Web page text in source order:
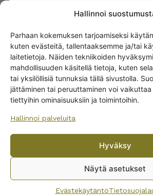
Hallinnoi
Parhaan kokemuksen tarjoamiseksi
kuten evästeitä, tallentaaksemme ja/tai
laitetietoja. Näiden tekniikoiden
mahdollisuuden käsitellä tietoja, kuten
tai yksilöllisiä tunnuksia tällä sivustolla.
jättäminen tai peruuttaminen voi vaikuttaa
tiettyihin ominaisuuksiin ja toimintoihin.
Hallinnoi palveluita
Hyväksy
Näytä asetukset
Evästekäytäntö
Arabia
10,00€
SAMANKALTAISET
Arabia
Get -5%
off?
Yes! I want the
By subscribing to the newsletter, you consent to
privacy policy.